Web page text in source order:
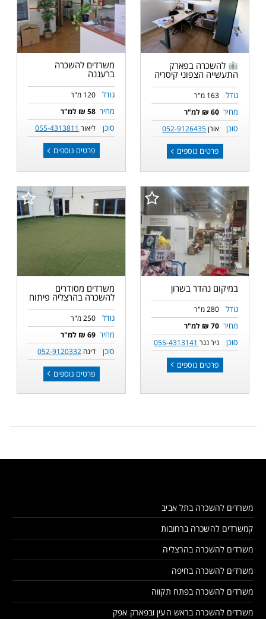
להשכרה בפארק
התעשייה הצפוני קיסריה
גודל 163 מ"ר
מחיר 60 ₪ למ"ר
סוכן אורן052-9126435
פרטים נוספים
משרדים להשכרה
ברעננה
גודל 120 מ"ר
מחיר 58 ₪ למ"ר
סוכן ליאור 055-4313811
פרטים נוספים
במיקום נהדר בשרון
גודל 280 מ"ר
מחיר 70 ₪ למ"ר
סוכן ניר נגר 055-4313141
פרטים נוספים
משרדים מסודרים
להשכרה בהרצליה פיתוח
גודל 250 מ"ר
מחיר 69 ₪ למ"ר
סוכן דינה 052-9120332
פרטים נוספים
משרדים להשכרה בתל אביב
קמשרדים להשכרה ברחובות
משרדים להשכרה בהרצליה
משרדים להשכרה בחיפה
משרדים להשכרה בפתח תקווה
משרדים להשכרה בראש העין ובפארק אפק